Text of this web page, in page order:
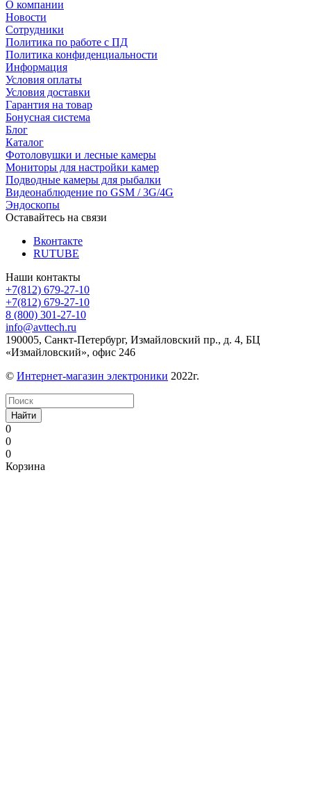
О компании
Новости
Сотрудники
Политика по работе с ПД
Политика конфиденциальности
Информация
Условия оплаты
Условия доставки
Гарантия на товар
Бонусная система
Блог
Каталог
Фотоловушки и лесные камеры
Мониторы для настройки камер
Подводные камеры для рыбалки
Видеонаблюдение по GSM / 3G/4G
Эндоскопы
Оставайтесь на связи
Вконтакте
RUTUBE
Наши контакты
+7(812) 679-27-10
+7(812) 679-27-10
8 (800) 301-27-10
info@avttech.ru
190005, Санкт-Петербург, Измайловский пр., д. 4, БЦ
«Измайловский», офис 246
© Интернет-магазин электроники 2022г.
Найти
0
0
0
Корзина